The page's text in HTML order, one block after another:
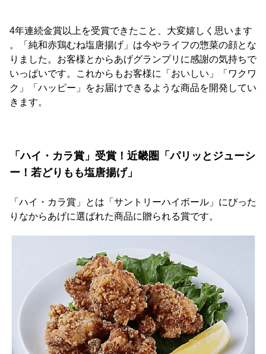
4年連続金賞以上を受賞できたこと、大変嬉しく思います
。「純和赤鶏むね塩唐揚げ」は今やライフの惣菜の顔とな
りました。お客様とからあげグランプリに感謝の気持ちで
いっぱいです。これからもお客様に「おいしい」「ワクワ
ク」「ハッピー」をお届けできるような商品を開発してい
きます。
「ハイ・カラ賞」受賞！近畿圏「パリッとジューシ
ー！若どりもも塩唐揚げ」
「ハイ・カラ賞」とは「サントリーハイボール」にぴった
りなからあげに選ばれた商品に贈られる賞です。